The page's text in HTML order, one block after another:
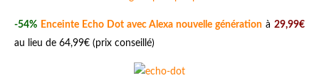
-54% Enceinte Echo Dot avec Alexa nouvelle génération à29,99€
au lieu de 64,99€ (prix conseillé)